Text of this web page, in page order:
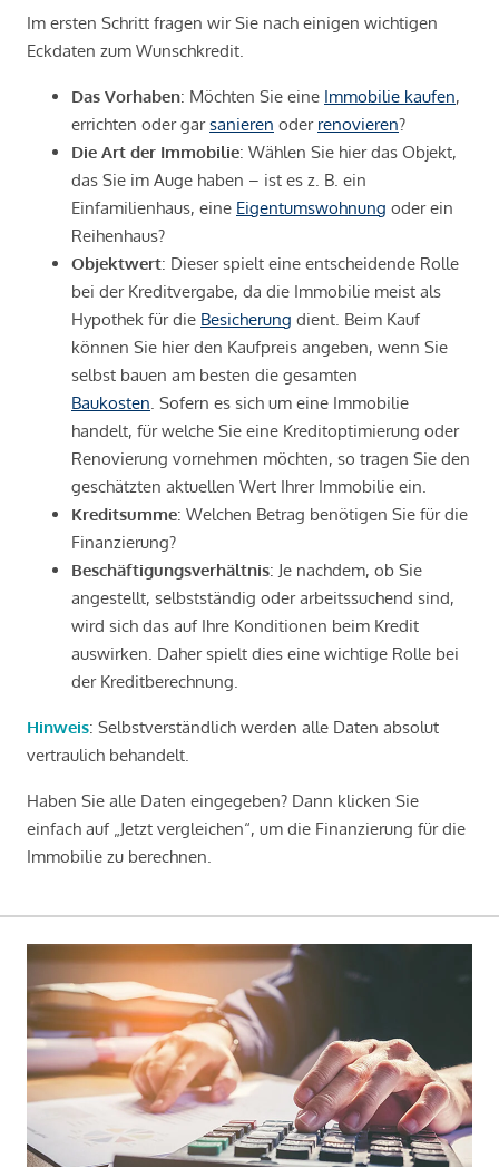
Im ersten Schritt fragen wir Sie nach einigen wichtigen
Eckdaten zum Wunschkredit.
Das Vorhaben: Möchten Sie eine Immobilie kaufen,
errichten oder garsanieren oder renovieren?
Die Art der Immobilie: Wählen Sie hier das Objekt,
das Sie im Auge haben – ist es z. B. ein
Einfamilienhaus, eine Eigentumswohnung oder ein
Reihenhaus?
Objektwert: Dieser spielt eine entscheidende Rolle
bei der Kreditvergabe, da die Immobilie meist als
Hypothek für die Besicherung dient. Beim Kauf
können Sie hier den Kaufpreis angeben, wenn Sie
selbst bauen am besten die gesamten
Baukosten . Sofern es sich um eine Immobilie
handelt, für welche Sie eine Kreditoptimierung oder
Renovierung vornehmen möchten, so tragen Sie den
geschätzten aktuellen Wert Ihrer Immobilie ein.
Kreditsumme: Welchen Betrag benötigen Sie für die
Finanzierung?
Beschäftigungsverhältnis: Je nachdem, ob Sie
angestellt, selbstständig oder arbeitssuchend sind,
wird sich das auf Ihre Konditionen beim Kredit
auswirken. Daher spielt dies eine wichtige Rolle bei
der Kreditberechnung.
Hinweis: Selbstverständlich werden alle Daten absolut
vertraulich behandelt.
Haben Sie alle Daten eingegeben? Dann klicken Sie
einfach auf „Jetzt vergleichen“, um die Finanzierung für die
Immobilie zu berechnen.